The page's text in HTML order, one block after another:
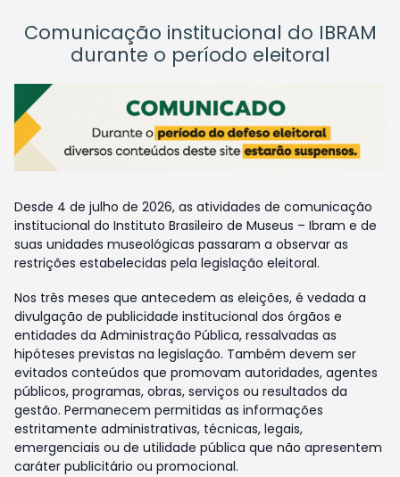
Comunicação institucional do IBRAM
durante o período eleitoral
Desde 4 de julho de 2026, as atividades de comunicação
institucional do Instituto Brasileiro de Museus – Ibram e de
suas unidades museológicas passaram a observar as
restrições estabelecidas pela legislação eleitoral.
Nos três meses que antecedem as eleições, é vedada a
divulgação de publicidade institucional dos órgãos e
entidades da Administração Pública, ressalvadas as
hipóteses previstas na legislação. Também devem ser
evitados conteúdos que promovam autoridades, agentes
públicos, programas, obras, serviços ou resultados da
gestão. Permanecem permitidas as informações
estritamente administrativas, técnicas, legais,
emergenciais ou de utilidade pública que não apresentem
caráter publicitário ou promocional.